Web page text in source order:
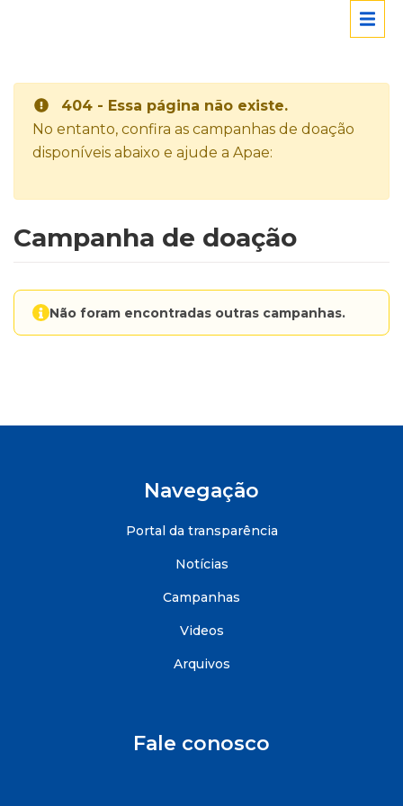
404 - Essa página não existe.
No entanto, confira as campanhas de doação
disponíveis abaixo e ajude a Apae:
Campanha de doação
Não foram encontradas outras campanhas.
Navegação
Portal da transparência
Notícias
Campanhas
Videos
Arquivos
Fale conosco